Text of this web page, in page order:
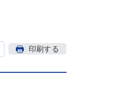
印刷する